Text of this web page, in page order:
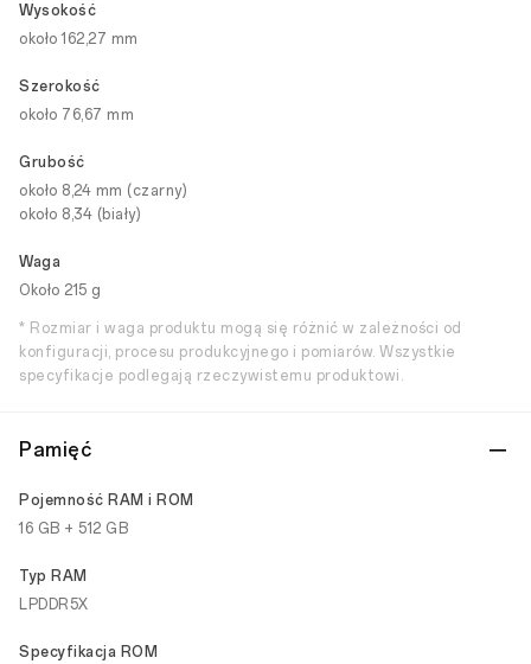
Wysokość
około 162,27 mm
Szerokość
około 76,67 mm
Grubość
około 8,24 mm (czarny)
około 8,34 (biały)
Waga
Około 215 g
* Rozmiar i waga produktu mogą się różnić w zależności od
konfiguracji, procesu produkcyjnego i pomiarów. Wszystkie
specyfikacje podlegają rzeczywistemu produktowi.
Pamięć
Pojemność RAM i ROM
16 GB + 512 GB
Typ RAM
LPDDR5X
Specyfikacja ROM